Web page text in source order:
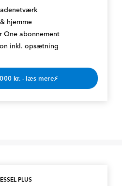
hjemme
One abonnement
inkl. opsætning
kr. - læs mere⚡
PLUS